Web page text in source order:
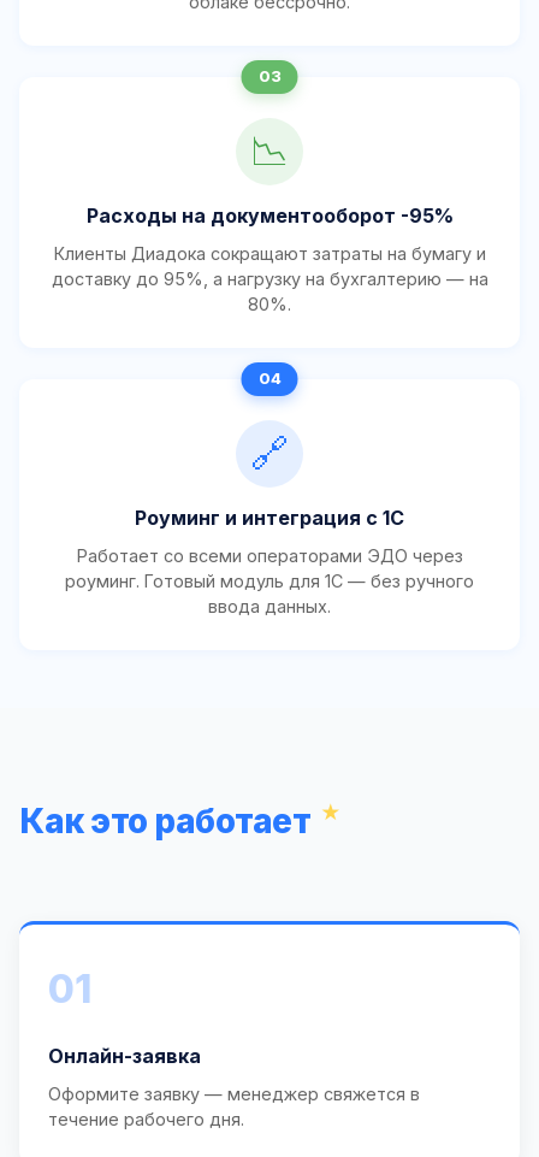
📉
Расходы на документооборот -95%
Клиенты Диадока сокращают затраты на бумагу и
доставку до 95%, а нагрузку на бухгалтерию — на
80%.
🔗
Роуминг и интеграция с 1С
Работает со всеми операторами ЭДО через
роуминг. Готовый модуль для 1С — без ручного
ввода данных.
Как это работает
01
Онлайн-заявка
Оформите заявку — менеджер свяжется в
течение рабочего дня.